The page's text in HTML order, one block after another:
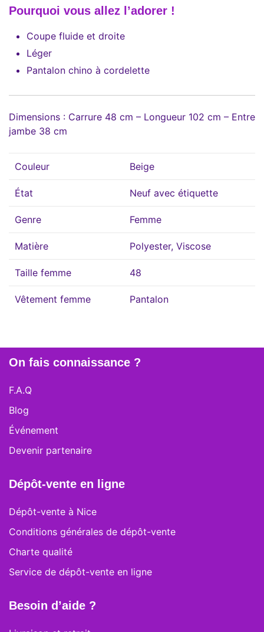
Pourquoi vous allez l’adorer !
Coupe fluide et droite
Léger
Pantalon chino à cordelette
Dimensions : Carrure 48 cm – Longueur 102 cm – Entre
jambe 38 cm
Couleur Beige
État Neuf avec étiquette
Genre Femme
Matière Polyester, Viscose
Taille femme 48
Vêtement femme Pantalon
On fais connaissance ?
F.A.Q
Blog
Événement
Devenir partenaire
Dépôt-vente en ligne
Dépôt-vente à Nice
Conditions générales de dépôt-vente
Charte qualité
Service de dépôt-vente en ligne
Besoin d’aide ?